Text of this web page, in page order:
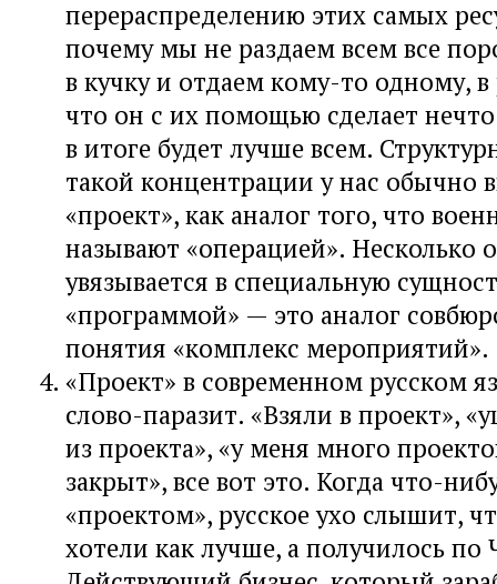
перераспределению этих самых
почему мы не раздаем всем все
в кучку и отдаем кому-то одному, в
что он с их помощью сделает нечто
в итоге будет лучше всем.
такой концентрации у нас обычно
«проект», как аналог того, что
называют «операцией». Несколько
увязывается в специальную
«программой» — это аналог
понятия «комплекс мероприятий».
«Проект» в современном русском
слово-паразит. «Взяли в проект»,
из проекта», «у меня много
закрыт», все вот это. Когда что-
«проектом», русское ухо слышит,
хотели как лучше, а получилось